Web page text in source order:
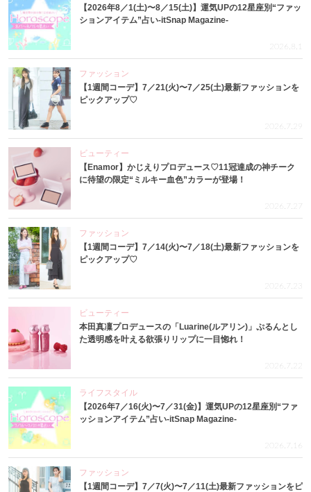
【2026年8／1(土)〜8／15(土)】運気UPの12星座別“ファッ
ションアイテム”占い-itSnap Magazine-
2026.8.1
ファッション
【1週間コーデ】7／21(火)〜7／25(土)最新ファッションを
ピックアップ♡
2026.7.29
ビューティー
【Enamor】かじえりプロデュース♡11冠達成の神チーク
に待望の限定“ミルキー血色”カラーが登場！
2026.7.27
ファッション
【1週間コーデ】7／14(火)〜7／18(土)最新ファッションを
ピックアップ♡
2026.7.23
ビューティー
本田真凜プロデュースの「Luarine(ルアリン)」ぷるんとし
た透明感を叶える欲張りリップに一目惚れ！
2026.7.22
ライフスタイル
【2026年7／16(火)〜7／31(金)】運気UPの12星座別“ファ
ッションアイテム”占い-itSnap Magazine-
2026.7.16
ファッション
【1週間コーデ】7／7(火)〜7／11(土)最新ファッションをピ